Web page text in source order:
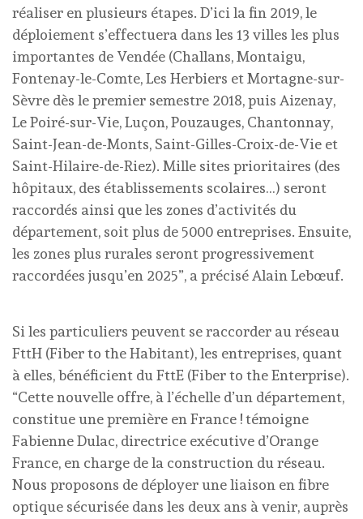
réaliser en plusieurs étapes. D’ici la fin 2019, le
déploiement s’effectuera dans les 13 villes les plus
importantes de Vendée (Challans, Montaigu,
Fontenay-le-Comte, Les Herbiers et Mortagne-sur-
Sèvre dès le premier semestre 2018, puis Aizenay,
Le Poiré-sur-Vie, Luçon, Pouzauges, Chantonnay,
Saint-Jean-de-Monts, Saint-Gilles-Croix-de-Vie et
Saint-Hilaire-de-Riez). Mille sites prioritaires (des
hôpitaux, des établissements scolaires…) seront
raccordés ainsi que les zones d’activités du
département, soit plus de 5000 entreprises. Ensuite,
les zones plus rurales seront progressivement
raccordées jusqu’en 2025”, a précisé Alain Lebœuf.
Si les particuliers peuvent se raccorder au réseau
FttH (Fiber to the Habitant), les entreprises, quant
à elles, bénéficient du FttE (Fiber to the Enterprise).
“Cette nouvelle offre, à l’échelle d’un département,
constitue une première en France ! témoigne
Fabienne Dulac, directrice exécutive d’Orange
France, en charge de la construction du réseau.
Nous proposons de déployer une liaison en fibre
optique sécurisée dans les deux ans à venir, auprès